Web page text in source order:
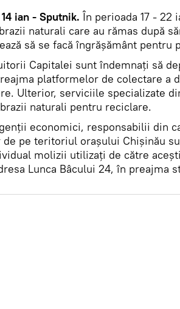
ian - Sputnik. În perioada 17 - 22
naturali care au rămas după
să se facă îngrășământ pentru
Capitalei sunt îndemnați să
platformelor de colectare a
Ulterior, serviciile specializate
naturali pentru reciclare.
economici, responsabilii din
pe teritoriul orașului Chișinău
molizii utilizați de către
Lunca Bâcului 24, în preajma